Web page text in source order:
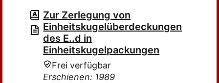
Zur Zerlegung von
Einheitskugelüberdeckungen
des E..d in
Einheitskugelpackungen
Frei verfügbar
Erschienen: 1989